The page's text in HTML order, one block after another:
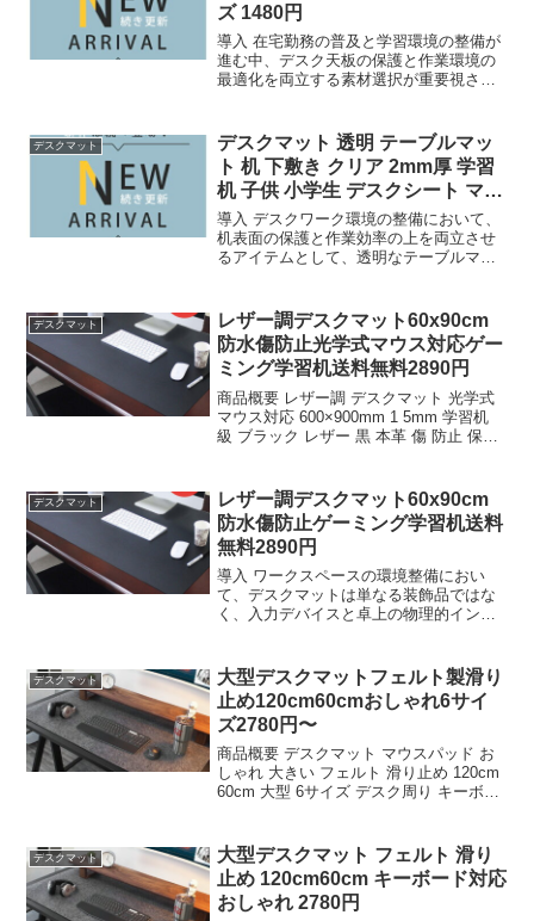
ズ 1480円
導入 在宅勤務の普及と学習環境の整備が
進む中、デスク天板の保護と作業環境の
最適化を両立する素材選択が重要視され
薄型シートとは異なり、物理的強度と光
学的特性を兼ね備えた...
デスクマット
デスクマット 透明 テーブルマッ
ト 机 下敷き クリア 2mm厚 学習
机 子供 小学生 デスクシート マウ
ス対
導入 デスクワーク環境の整備において、
机表面の保護と作業効率の上を両立させ
るアイテムとして、透明なテーブルマッ
マット 机 下敷き クリア 2mm厚 学習机
子供 小...
デスクマット
レザー調デスクマット60x90cm
防水傷防止光学式マウス対応ゲー
ミング学習机送料無料2890円
商品概要 レザー調 デスクマット 光学式
マウス対応 600×900mm 1 5mm 学習机
級 ブラック レザー 黒 本革 傷 防止 保護
ト 送料...
デスクマット
レザー調デスクマット60x90cm
防水傷防止ゲーミング学習机送料
無料2890円
導入 ワークスペースの環境整備におい
て、デスクマットは単なる装飾品ではな
く、入力デバイスと卓上の物理的インタ
デスクマット 光学式マウス対応
600×900mm 1 5m...
デスクマット
大型デスクマットフェルト製滑り
止め120cm60cmおしゃれ6サイ
ズ2780円〜
商品概要 デスクマット マウスパッド お
しゃれ 大きい フェルト 滑り止め 120cm
60cm 大型 6サイズ デスク周り キーボー
パッド おしゃれ 大きい ...
デスクマット
大型デスクマット フェルト 滑り
止め 120cm60cm キーボード対応
おしゃれ 2780円